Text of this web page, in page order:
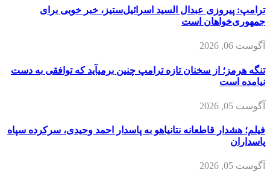
ترامپ: پیروزی عبدال السید اسرائیل‌ستیز، خبر خوبی برای
جمهوری‌خواهان است
آگوست 06, 2026
تنگه هرمز؛ از سخنان تازه ترامپ چنین برمیآید که توافقی به دست
نیامده است
آگوست 05, 2026
فیلم؛ هشدار قاطعانه نتانیاهو به پاسدار احمد وحیدی، سرکرده سپاه
پاسداران
آگوست 05, 2026